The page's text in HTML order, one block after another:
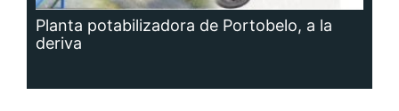
Planta potabilizadora de Portobelo, a la
deriva